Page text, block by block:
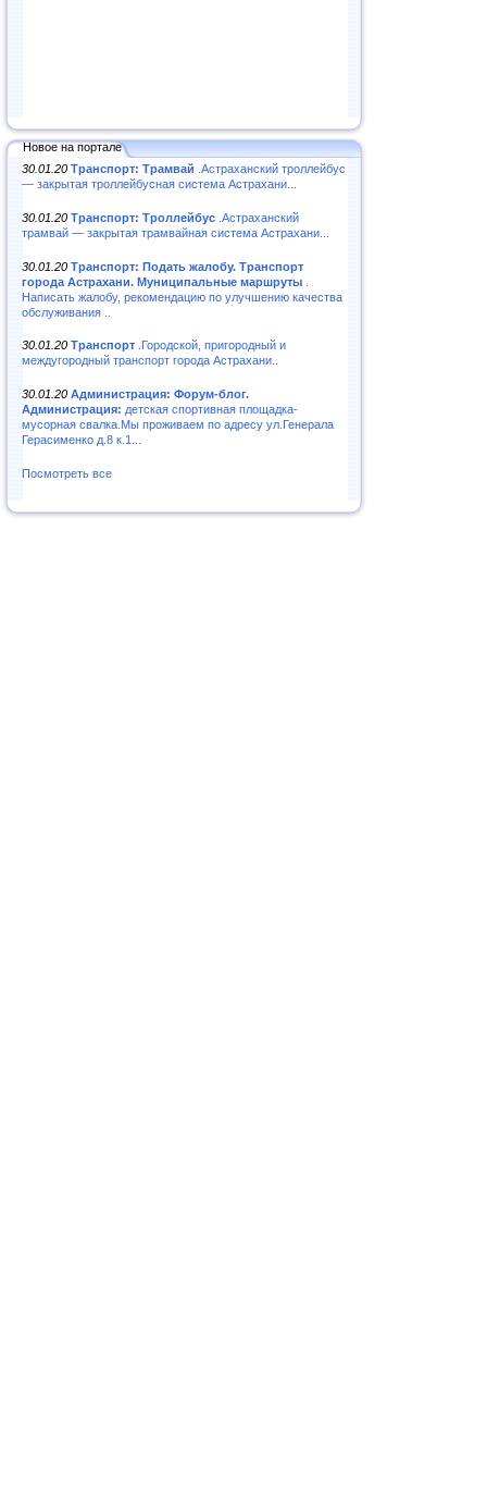
Новое на портале
30.01.20 Транспорт: Трамвай .Астраханский троллейбус
— закрытая троллейбусная система Астрахани...
30.01.20 Транспорт: Троллейбус .Астраханский
трамвай — закрытая трамвайная система Астрахани...
30.01.20 Транспорт: Подать жалобу. Транспорт
города Астрахани. Муниципальные маршруты
Написать жалобу, рекомендацию по улучшению качества
обслуживания ..
30.01.20 Транспорт .Городской, пригородный и
междугородный транспорт города Астрахани..
30.01.20 Администрация: Форум-блог.
Администрация: детская спортивная площадка-
мусорная свалка.Мы проживаем по адресу ул.Генерала
Герасименко д.8 к.1...
Посмотреть все